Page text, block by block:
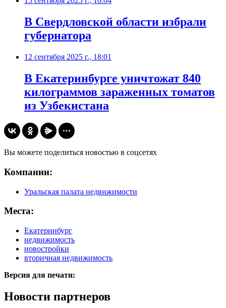
В Свердловской области избрали
губернатора
12 сентября 2025 г., 18:01
В Екатеринбурге уничтожат 840
килограммов зараженных томатов
из Узбекистана
Вы можете поделиться новостью в соцсетях
Компании:
Уральская палата недвижимости
Места:
Екатеринбург
недвижимость
новостройки
вторичная недвижимость
Версия для печати:
Новости партнеров